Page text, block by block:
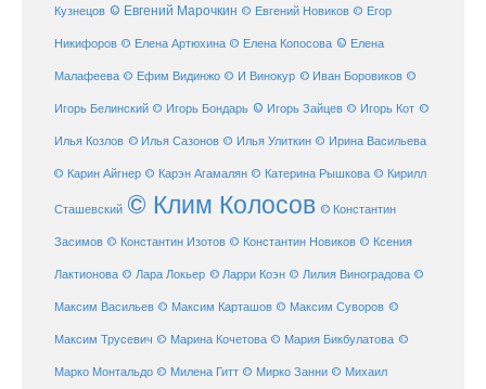
Кузнецов © Евгений Марочкин © Евгений Новиков © Егор
Никифоров © Елена Артюхина © Елена Копосова © Елена
Малафеева © Ефим Видинжо © И Винокур © Иван Боровиков ©
Игорь Белинский © Игорь Бондарь © Игорь Зайцев © Игорь Кот ©
Илья Козлов © Илья Сазонов © Илья Улиткин © Ирина Васильева
© Карин Айгнер © Карэн Агамалян © Катерина Рышкова © Кирилл
Сташевский © Клим Колосов © Константин
Засимов © Константин Изотов © Константин Новиков © Ксения
Лактионова © Лара Локьер © Ларри Коэн © Лилия Виноградова ©
Максим Васильев © Максим Карташов © Максим Суворов ©
Максим Трусевич © Марина Кочетова © Мария Бикбулатова ©
Марко Монтальдо © Милена Гитт © Мирко Занни © Михаил